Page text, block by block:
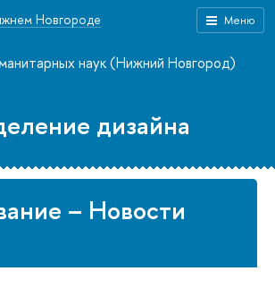
Меню
Новгороде
наук (Нижний Новгород)
дизайна
– Новости